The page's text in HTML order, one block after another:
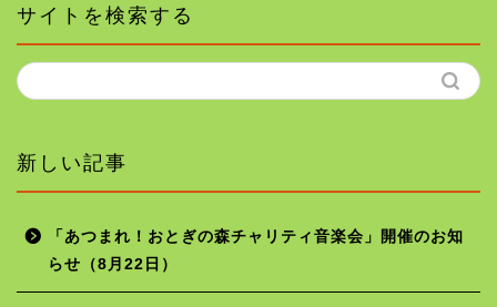
サイトを検索する
新しい記事
「あつまれ！おとぎの森チャリティ音楽会」開催のお知
らせ（8月22日）